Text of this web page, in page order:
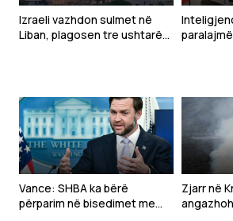
Izraeli vazhdon sulmet në
Liban, plagosen tre ushtarë
Vance: SHBA ka bërë
përparim në bisedimet me
Zjarr në